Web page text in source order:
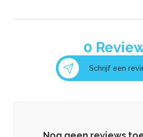
0
Schrijf een